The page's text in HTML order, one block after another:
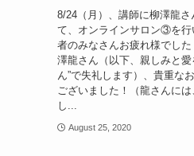
8/24（月）、講師に柳澤龍さ
て、オンラインサロン③を行
者のみなさんお疲れ様でし
澤龍さん（以下、親しみと愛
ん”で失礼します）、貴重な
ございました！（龍さんには
し...
August 25, 2020